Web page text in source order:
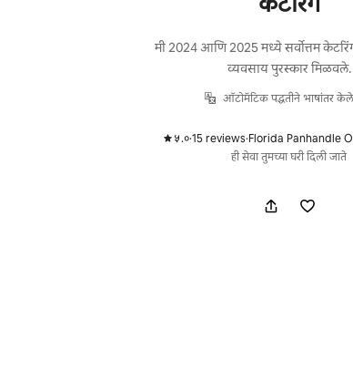
मी 2024 आणि 2025 मध्ये सर्वोत्तम
व्यवसाय पुरस्कार मिळवले.
ऑटोमॅटिक पद्धतीने भाषांतर
५.०
,
·15 reviews
,
·Florida Panhandle
ही सेवा तुमच्या घरी दिली जाते